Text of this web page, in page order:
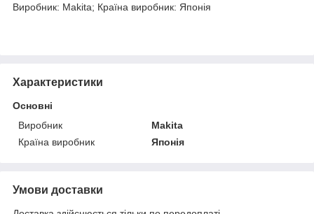
Виробник: Makita; Країна виробник: Японія
Характеристики
Основні
Виробник
Makita
Країна виробник
Японія
Умови доставки